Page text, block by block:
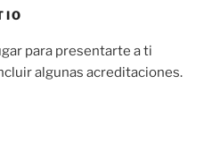
para presentarte a ti
algunas acreditaciones.